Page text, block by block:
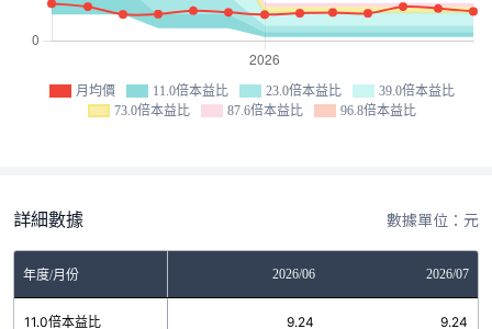
月均價 11.0倍本益比 23.0倍本益比
39.0倍本益比
73.0倍本益比
87.6倍本益比 96.8倍本益比
詳細數據 數據單位：元
年度/月份 2026/06 2026/07
11.0倍本益比 9.24 9.24